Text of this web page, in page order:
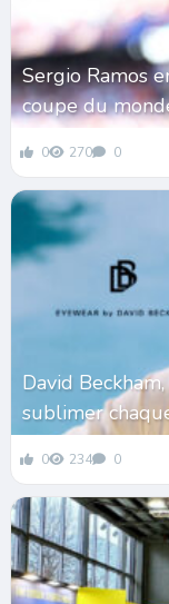
Sergio Ramos
coupe du
0 270 0
David
sublimer
0 234 0